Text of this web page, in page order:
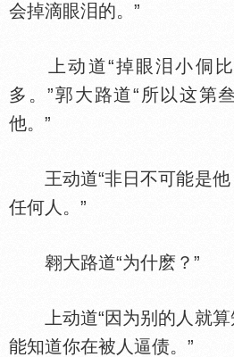
会掉滴眼泪的。”
上动道“掉眼泪小侗比
多。”郭大路道“所以这第
他。”
王动道“非日不可能是他
任何人。”
翱大路道“为什麽？”
上动道“因为别的人就算
能知道你在被人逼债。”